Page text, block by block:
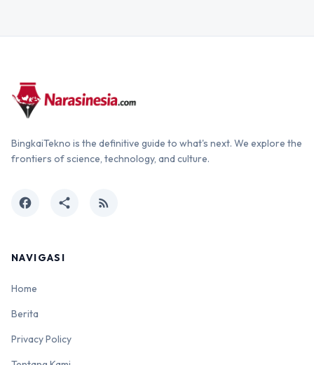
BingkaiTekno is the definitive guide to what's next. We explore the
frontiers of science, technology, and culture.
facebook share rss_feed
NAVIGASI
Home
Berita
Privacy Policy